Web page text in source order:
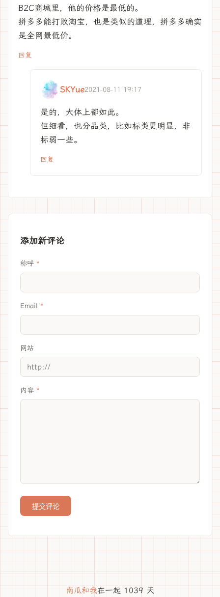
B2C商城里，他的价格是最低的。
拼多多能打败淘宝，也是类似的道理，拼多多确实
是全网最低价。
回复
SKYue2021-08-11 19:17
是的，大体上都如此。
但细看，也分品类，比如标类更明显，非
标弱一些。
回复
添加新评论
称呼
Email
网站
内容
提交评论
南瓜和我在一起 1039 天